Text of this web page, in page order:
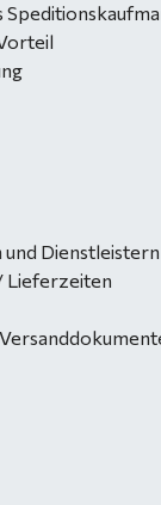
Dienstleistern
Lieferzeiten